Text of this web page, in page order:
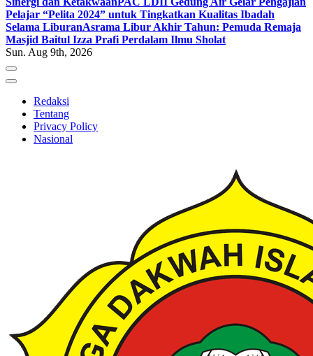
Pelajar “Pelita 2024” untuk Tingkatkan Kualitas Ibadah
Selama LiburanAsrama Libur Akhir Tahun: Pemuda Remaja
Masjid Baitul Izza Prafi Perdalam Ilmu Sholat
Sun. Aug 9th, 2026
Redaksi
Tentang
Privacy Policy
Nasional